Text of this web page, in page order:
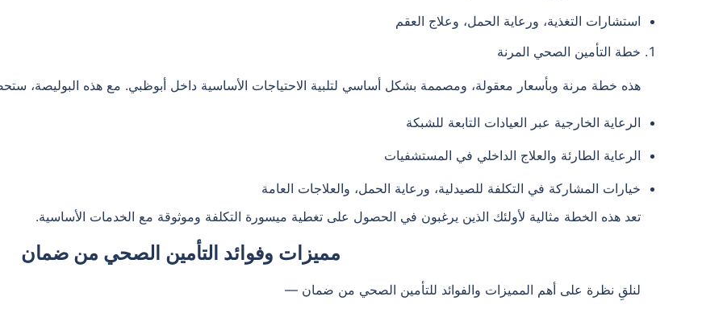
استشارات التغذية، ورعاية الحمل، وعلاج العقم
خطة التأمين الصحي المرنة
هذه خطة مرنة وبأسعار معقولة، ومصممة بشكل أساسي لتلبية الاحتياجات الأساسية داخل أبوظبي. مع هذه البوليصة،
الرعاية الخارجية عبر العيادات التابعة للشبكة
الرعاية الطارئة والعلاج الداخلي في المستشفيات
خيارات المشاركة في التكلفة للصيدلية، ورعاية الحمل، والعلاجات العامة
تعد هذه الخطة مثالية لأولئك الذين يرغبون في الحصول على تغطية ميسورة التكلفة وموثوقة مع الخدمات الأساسية.
مميزات وفوائد التأمين الصحي من ضمان
لنلقِ نظرة على أهم المميزات والفوائد للتأمين الصحي من ضمان —